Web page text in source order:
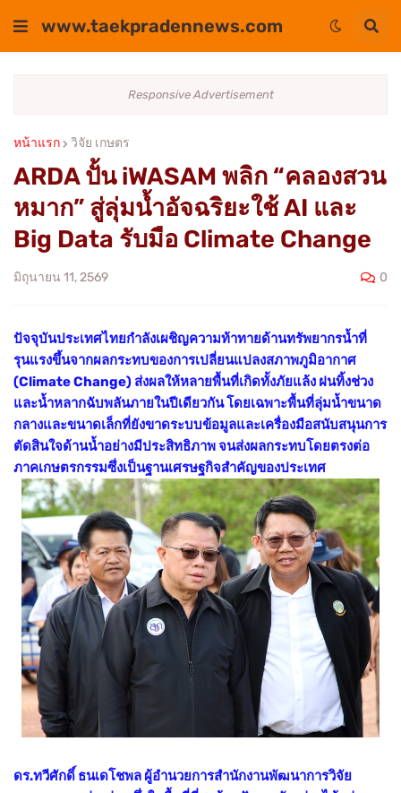
www.taekpradennews.com
Responsive Advertisement
หน้าแรก วิจัย เกษตร
ARDA ปั้น iWASAM พลิก “คลองสวน
หมาก” สู่ลุ่มน้ำอัจฉริยะใช้ AI และ
Big Data รับมือ Climate Change
มิถุนายน 11, 2569 0
ปัจจุบันประเทศไทยกำลังเผชิญความท้าทายด้านทรัพยากรน้ำที่
รุนแรงขึ้นจากผลกระทบของการเปลี่ยนแปลงสภาพภูมิอากาศ
(Climate Change) ส่งผลให้หลายพื้นที่เกิดทั้งภัยแล้ง ฝนทิ้งช่วง
และน้ำหลากฉับพลันภายในปีเดียวกัน โดยเฉพาะพื้นที่ลุ่มน้ำขนาด
กลางและขนาดเล็กที่ยังขาดระบบข้อมูลและเครื่องมือสนับสนุนการ
ตัดสินใจด้านน้ำอย่างมีประสิทธิภาพ จนส่งผลกระทบโดยตรงต่อ
ภาคเกษตรกรรมซึ่งเป็นฐานเศรษฐกิจสำคัญของประเทศ
ดร.ทวีศักดิ์ ธนเดโชพล ผู้อำนวยการสำนักงานพัฒนาการวิจัย